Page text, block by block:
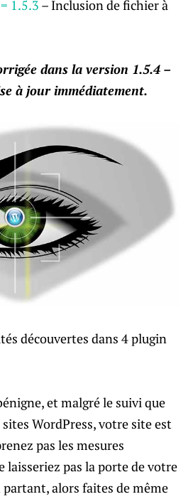
1.5.3 – Inclusion de fichier à
dans la version 1.5.4 –
à jour immédiatement.
découvertes dans 4 plugin
et malgré le suivi que
WordPress, votre site est
pas les mesures
laisseriez pas la porte de votre
alors faites de même